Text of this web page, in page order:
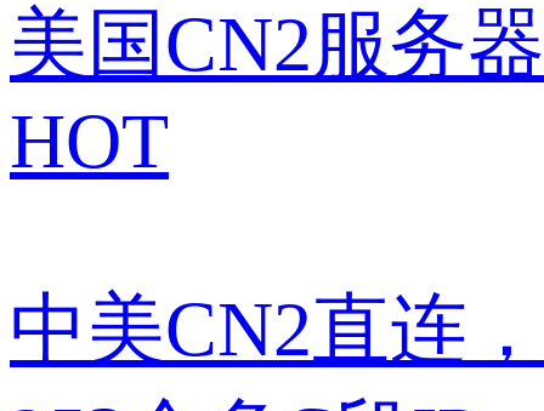
美国CN2服务器
HOT
中美CN2直连